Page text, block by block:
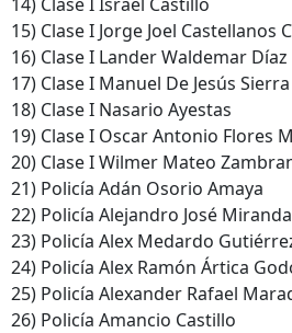
15) Clase I Jorge Joel Castellanos
16) Clase I Lander Waldemar
17) Clase I Manuel De Jesús
18) Clase I Nasario Ayestas
19) Clase I Oscar Antonio Flores
20) Clase I Wilmer Mateo
21) Policía Adán Osorio Amaya
22) Policía Alejandro José
23) Policía Alex Medardo
24) Policía Alex Ramón Ártica
25) Policía Alexander Rafael
26) Policía Amancio Castillo